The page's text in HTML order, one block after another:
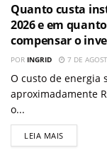
Quanto custa
2026 e em
compensar o
POR INGRID 7 DE
O custo de energia
aproximadamente
o...
LEIA MAIS